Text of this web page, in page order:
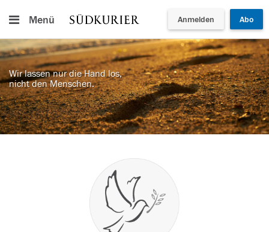
Menü Anmelden Abo
Wir lassen nur die Hand los,
nicht den Menschen.